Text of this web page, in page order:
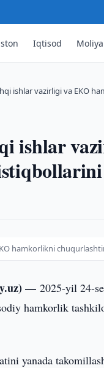
Iqtisod Moliya
ishlar vazirligi va EKO
ishlar
hamkorlikni
—2025-yil 24-
hamkorlik
yanada